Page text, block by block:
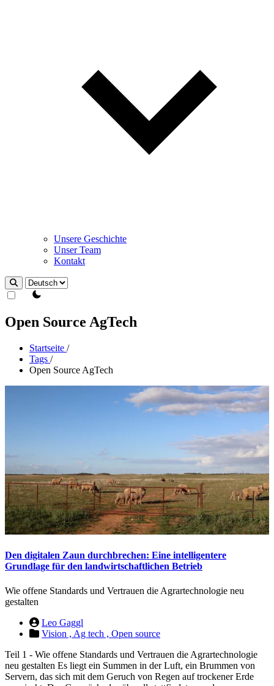
Unsere Geschichte
Unser Team
Kontakt
Design wechseln
Open Source AgTech
Startseite /
Tags /
Open Source AgTech
Den digitalen Zaun durchbrechen: Eine intelligentere
Grundlage für den landwirtschaftlichen Betrieb
Wie offene Standards und Vertrauen die Agrartechnologie neu
gestalten
Leo Gaggl
Vision , Ag tech , Open source
Teil 1 - Wie offene Standards und Vertrauen die Agrartechnologie
neu gestalten Es liegt ein Summen in der Luft, ein Brummen von
Servern, das sich mit dem Geruch von Regen auf trockener Erde